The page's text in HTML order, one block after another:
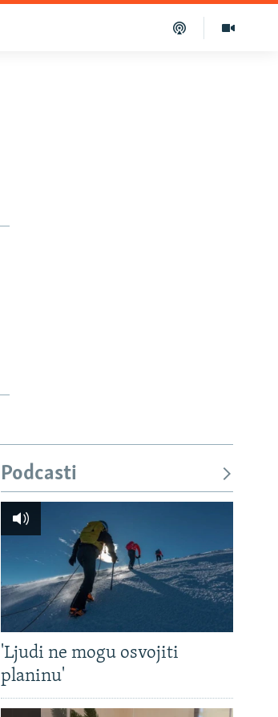
Podcasti
'Ljudi ne mogu osvojiti
planinu'